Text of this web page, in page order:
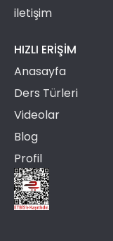
iletişim
HIZLI ERIŞIM
Anasayfa
Ders Türleri
Videolar
Blog
Profil